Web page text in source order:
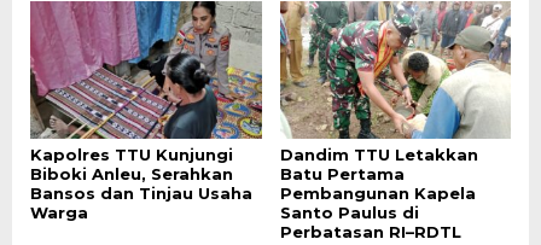
Kapolres TTU Kunjungi
Biboki Anleu, Serahkan
Bansos dan Tinjau Usaha
Warga
Dandim TTU Letakkan
Batu Pertama
Pembangunan Kapela
Santo Paulus di
Perbatasan RI–RDTL